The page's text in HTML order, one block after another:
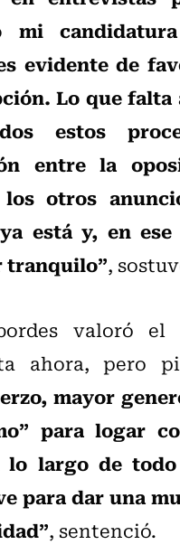
mi
evidente de
Lo que falta
estos
entre la
otros
está y, en
tranquilo”,
valoró el
ahora, pero
mayor
para logar
lo largo de
para dar una
, sentenció.